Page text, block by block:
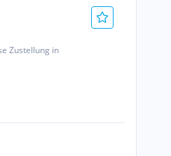
Zustellung in